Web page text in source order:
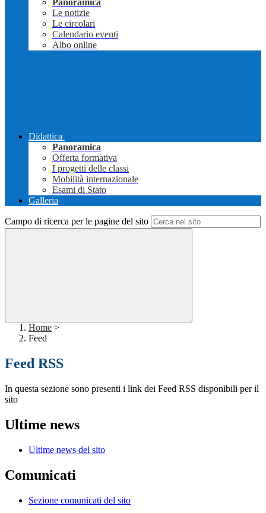
Panoramica
Le notizie
Le circolari
Calendario eventi
Albo online
Didattica
Panoramica
Offerta formativa
I progetti delle classi
Mobilità internazionale
Esami di Stato
Galleria
Campo di ricerca per le pagine del sito
Home >
Feed
Feed RSS
In questa sezione sono presenti i link dei Feed RSS disponibili per il
sito
Ultime news
Ultime news del sito
Comunicati
Sezione comunicati del sito